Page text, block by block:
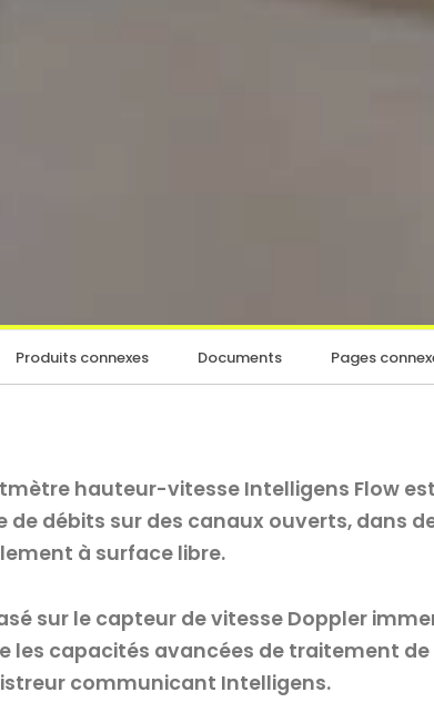
Produits connexes Documents Pages
hauteur-vitesse Intelligens Flow
de débits sur des canaux ouverts, dans
à surface libre.
sur le capteur de vitesse Doppler
les capacités avancées de traitement de
communicant Intelligens.